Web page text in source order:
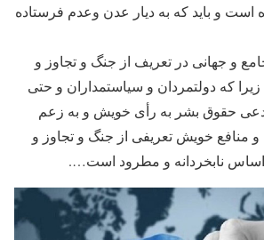
است و باید که به دیار عدن وعدم فرستاده
و جهانی در تعریف از جنگ و تجاوز و
که دولتمردان و سیاستمداران و حتی
حقوق بشر به رأی خویش و به زعم
منافع خویش تعریفی از جنگ و تجاوز و
اساس نابخردانه و مطرود است….